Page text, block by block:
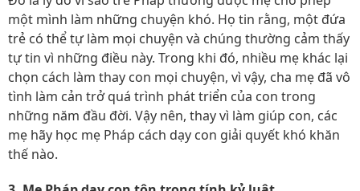
một mình làm những chuyện khó. Họ tin rằng, một đứa
trẻ có thể tự làm mọi chuyện và chúng thường cảm thấy
tự tin vì những điều này. Trong khi đó, nhiều mẹ khác lại
chọn cách làm thay con mọi chuyện, vì vậy, cha mẹ đã vô
tình làm cản trở quá trình phát triển của con trong
những năm đầu đời. Vậy nên, thay vì làm giúp con, các
mẹ hãy học mẹ Pháp cách dạy con giải quyết khó khăn
thế nào.